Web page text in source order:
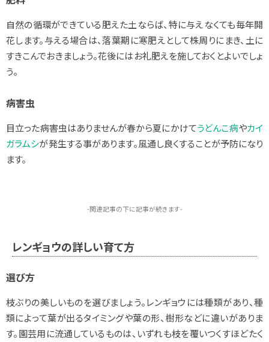
自然の循環ができている肥えた土ならば、特に与えなくても毎年開
花します。与える場合は、落葉期に寒肥えとして株周りにまき、土に
すきこんでおきましょう。花後にはお礼肥えを施しておくとよいでしょ
う。
病害虫
目立った病害虫はありませんが春から夏にかけてうどんこ病やカイ
ガラムシが発生する事があります。風通し良くすることが予防になり
ます。
-関連記事の下に記事が続きます-
レンギョウの詳しい育て方
選び方
枝ぶりの美しいものを選びましょう。レンギョウには種類があり、種
類によって葉が出るタイミングや葉の形、樹形などに違いがありま
す。園芸用に流通しているものは、いずれも枝を覆いつくすほどたく